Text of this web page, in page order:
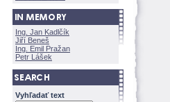
Ing. Jan Kadlčík
Jiří Bene
Ing. Emil Pražan
Petr Lášek
Vyhľadať text